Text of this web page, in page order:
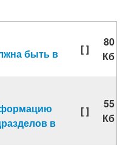
быть в
[ ]
80
Кб
в
[ ]
55
Кб